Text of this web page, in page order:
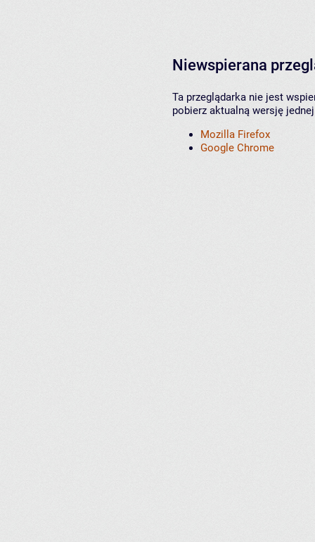
Niewspierana
Ta przeglądarka nie jest
pobierz aktualną wersję
Mozilla Firefox
Google Chrome